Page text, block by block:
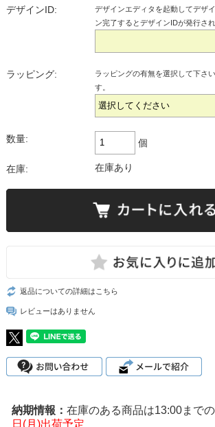
デザインID:
デザインエディタを起動してデザ
ン完了するとデザインIDが発行され
ラッピング:
ラッピングの有無を選択して下さ
す。
数量: 個
在庫: 在庫あり
返品についての詳細はこちら
レビューはありません
在庫のある商品は13:00まで
日(月)出荷予定